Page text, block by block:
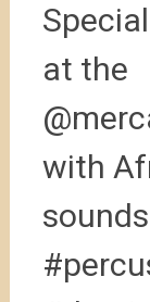
at the
with